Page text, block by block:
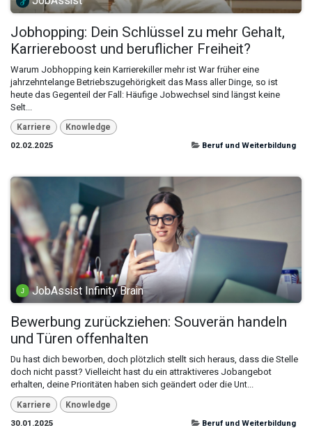
Jobhopping: Dein Schlüssel zu mehr Gehalt,
Karriereboost und beruflicher Freiheit?
Warum Jobhopping kein Karrierekiller mehr ist War früher eine
jahrzehntelange Betriebszugehörigkeit das Mass aller Dinge, so ist
heute das Gegenteil der Fall: Häufige Jobwechsel sind längst keine
Selt...
Karriere Knowledge
02.02.2025 Beruf und Weiterbildung
JobAssist Infinity Brain
Bewerbung zurückziehen: Souverän handeln
und Türen offenhalten
Du hast dich beworben, doch plötzlich stellt sich heraus, dass die Stelle
doch nicht passt? Vielleicht hast du ein attraktiveres Jobangebot
erhalten, deine Prioritäten haben sich geändert oder die Unt...
Karriere Knowledge
30.01.2025 Beruf und Weiterbildung